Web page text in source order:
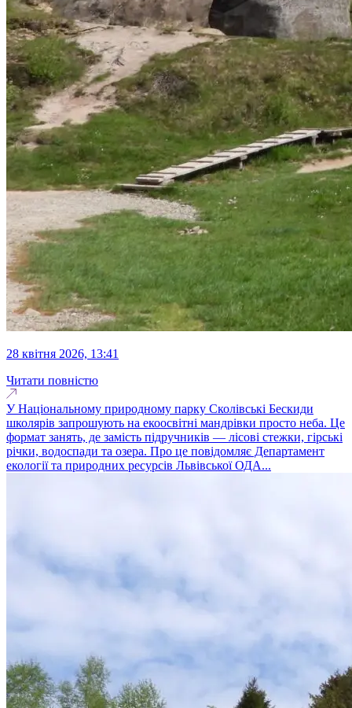
28 квітня 2026, 13:41
Читати повністю
У Національному природному парку Сколівські Бескиди
школярів запрошують на екоосвітні мандрівки просто неба. Це
формат занять, де замість підручників — лісові стежки, гірські
річки, водоспади та озера. Про це повідомляє Департамент
екології та природних ресурсів Львівської ОДА...